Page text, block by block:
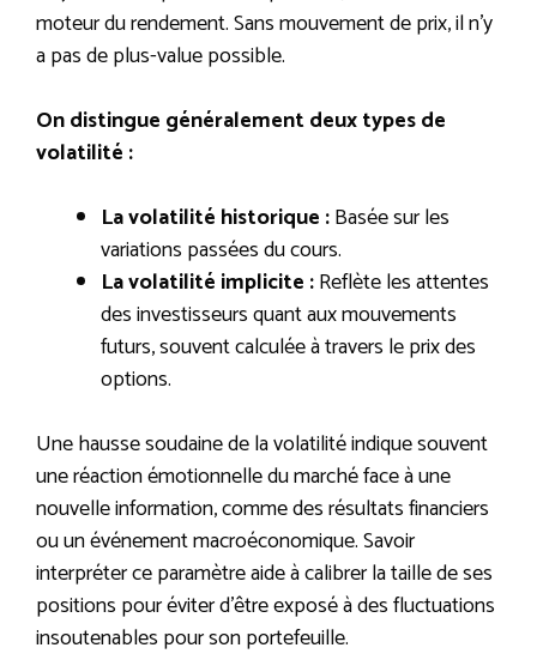
moteur du rendement. Sans mouvement de prix, il n’y
a pas de plus-value possible.
On distingue généralement deux types de
volatilité :
La volatilité historique :Basée sur les
variations passées du cours.
La volatilité implicite :Reflète les attentes
des investisseurs quant aux mouvements
futurs, souvent calculée à travers le prix des
options.
Une hausse soudaine de la volatilité indique souvent
une réaction émotionnelle du marché face à une
nouvelle information, comme des résultats financiers
ou un événement macroéconomique. Savoir
interpréter ce paramètre aide à calibrer la taille de ses
positions pour éviter d’être exposé à des fluctuations
insoutenables pour son portefeuille.